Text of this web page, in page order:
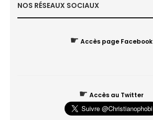
NOS RÉSEAUX SOCIAUX
☛ Accès page Facebook
☛ Accès au Twitter